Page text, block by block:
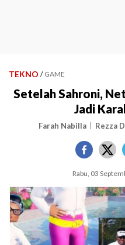
TEKNO / GAME
Setelah Sahroni,
Jadi
Farah Nabilla Rezza
Rabu, 03